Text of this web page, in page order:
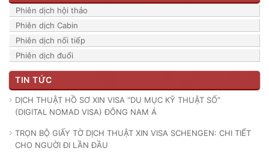
Phiên dịch hội thảo
Phiên dịch Cabin
Phiên dịch nối tiếp
Phiên dịch đuổi
TIN TỨC
DỊCH THUẬT HỒ SƠ XIN VISA “DU MỤC KỸ THUẬT SỐ”
(DIGITAL NOMAD VISA) ĐÔNG NAM Á
TRỌN BỘ GIẤY TỜ DỊCH THUẬT XIN VISA SCHENGEN: CHI TIẾT
CHO NGUỜI ĐI LẦN ĐẦU